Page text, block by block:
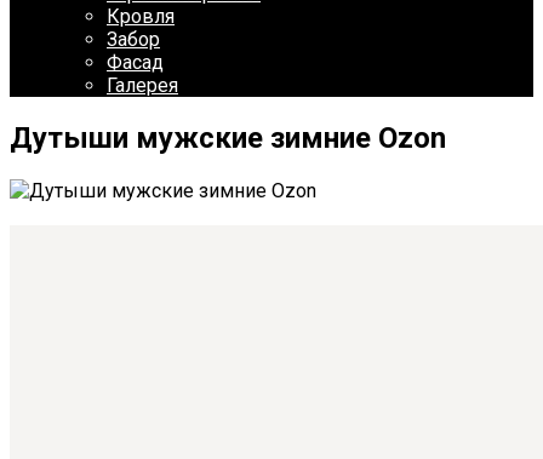
Кровля
Забор
Фасад
Галерея
Дутыши мужские зимние Ozon